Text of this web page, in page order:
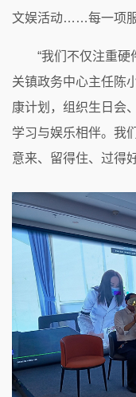
文娱活动……每一项服
“我们不仅注重硬
关镇政务中心主任陈
康计划，组织生日会
学习与娱乐相伴。我
意来、留得住、过得